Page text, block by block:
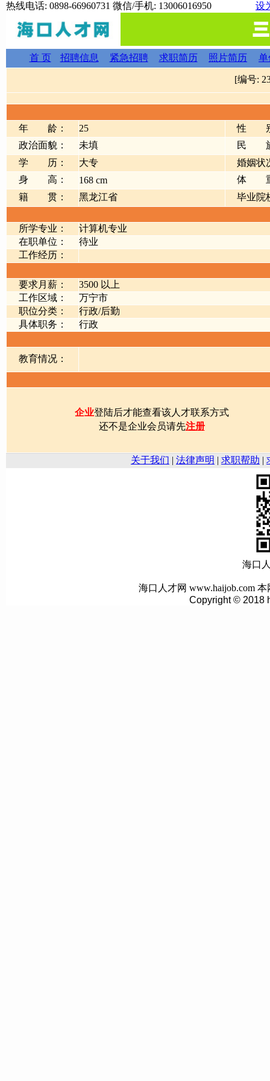
热线电话: 0898-66960731 微信/手机: 13006016950 设
首 页 招聘信息 紧急招聘 求职简历 照片简历 单
[编号:
年 龄： 25
性
政治面貌：
未填
民
学 历：
大专
婚姻状
身 高：
168 cm
体
籍 贯：
黑龙江省 毕业院
所学专业：
计算机专业
在职单位：
待业
工作经历：
要求月薪：
3500 以上
工作区域：
万宁市
职位分类：
行政/后勤
具体职务：
行政
教育情况：
企业登陆后才能查看该人才联系方式
还不是企业会员请先注册
关于我们 | 法律声明 | 求职帮助 |
海口
海口人才网 www.haijob.com
Copyright © 2018